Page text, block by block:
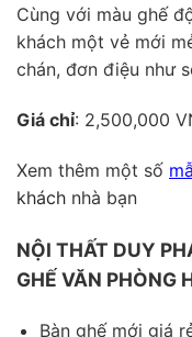
Cùng với màu ghế
khách một vẻ mới
chán, đơn điệu như
Giá chỉ: 2,500,000
Xem thêm một số
khách nhà bạn
NỘI THẤT DUY
GHẾ VĂN PHÒNG
Bàn ghế mới giá